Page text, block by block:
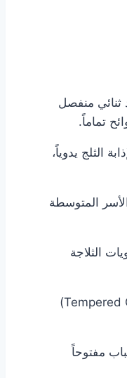
ثنائي منفصل
تماماً.
الثلج يدوياً،
الأسر المتوسطة
الثلاجة
زجاج مقوى (Tempered Glass)
مفتوحاً